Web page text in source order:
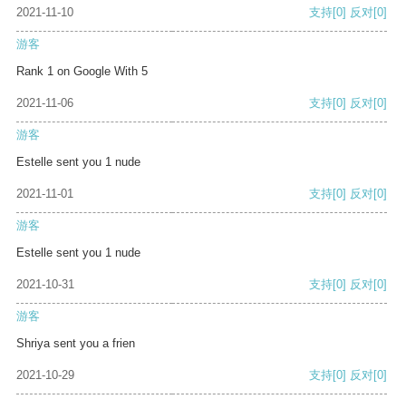
2021-11-10 支持[0] 反对[0]
游客
Rank 1 on Google With 5
2021-11-06 支持[0] 反对[0]
游客
Estelle sent you 1 nude
2021-11-01 支持[0] 反对[0]
游客
Estelle sent you 1 nude
2021-10-31 支持[0] 反对[0]
游客
Shriya sent you a frien
2021-10-29 支持[0] 反对[0]